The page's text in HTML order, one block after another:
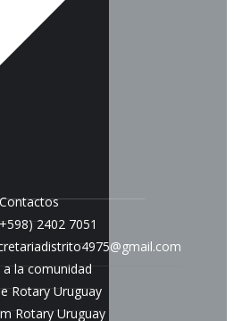
2402 7051
a la comunidad
Rotary Uruguay
Rotary Uruguay